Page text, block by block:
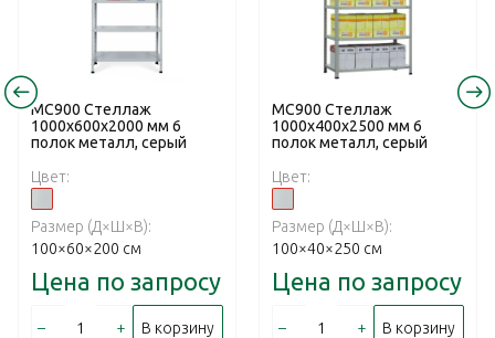
МС900 Стеллаж
1000x600x2000 мм 6
полок металл, серый
Цвет:
Размер (Д×Ш×В):
100×60×200 см
Цена по запросу
– + В корзину
МС900 Стеллаж
1000x400x2500 мм 6
полок металл, серый
Цвет:
Размер (Д×Ш×В):
100×40×250 см
Цена по запросу
– + В корзину